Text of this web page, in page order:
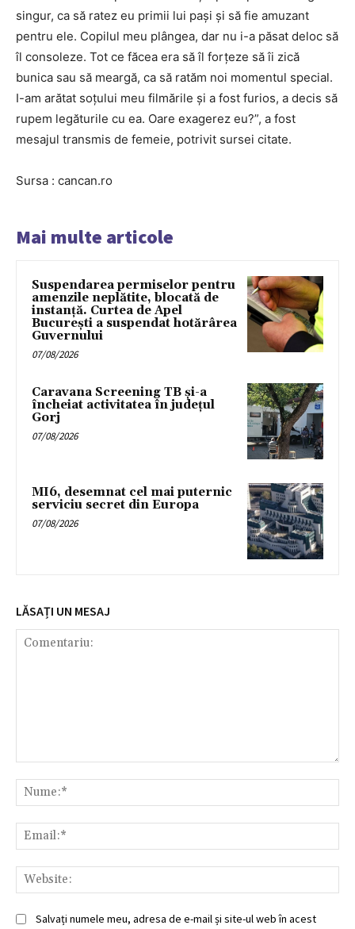
singur, ca să ratez eu primii lui pași și să fie amuzant
pentru ele. Copilul meu plângea, dar nu i-a păsat deloc să
îl consoleze. Tot ce făcea era să îl forțeze să îi zică
bunica sau să meargă, ca să ratăm noi momentul special.
I-am arătat soțului meu filmările și a fost furios, a decis să
rupem legăturile cu ea. Oare exagerez eu?”, a fost
mesajul transmis de femeie, potrivit sursei citate.
Sursa : cancan.ro
Mai multe articole
Suspendarea permiselor pentru
amenzile neplătite, blocată de
instanță. Curtea de Apel
București a suspendat hotărârea
Guvernului
07/08/2026
Caravana Screening TB și-a
încheiat activitatea în județul
Gorj
07/08/2026
MI6, desemnat cel mai puternic
serviciu secret din Europa
07/08/2026
LĂSAȚI UN MESAJ
Salvați numele meu, adresa de e-mail și site-ul web în acest